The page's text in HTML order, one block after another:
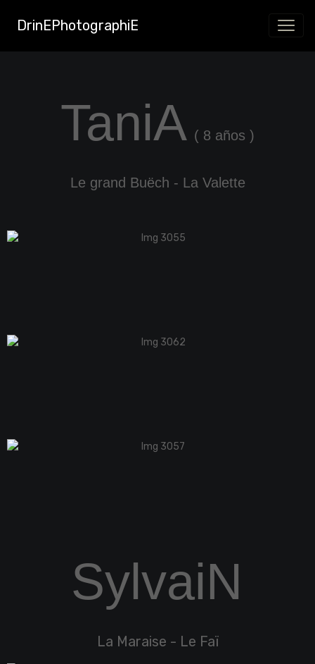
DrinEPhotographiE
TaniA ( 8 años )
Le grand Buëch - La Valette
SylvaiN
La Maraise - Le Faï